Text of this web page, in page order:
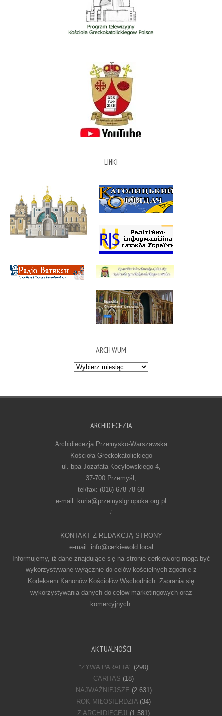
LINKI
ARCHIWUM
Archiwum
ARCHIDIECEZJA
Archidiecezja Przemysko-Warszawska
Kościoła Greckokatolickiego
ul. bpa Jozafata Kocyłowskiego 4,
37-700 Przemyśl,
tel/fax: (016) 678 78 68
e-mail: kuria@przemyslgr.opoka.org.pl
/
KONTAKT Z REDAKCJĄ STRONY
e-mail: info@cerkiewold.local
Informujemy, iż dane znajdujące się na stronie cerkiew.org mogą być
wykorzystywane wyłącznie do celów kościelnych zgodnie z
Kodeksem Kanonów Kościołów Wschodnich. Zabrania się
wykorzystywania danych do celów marketingowych oraz
komercyjnych.
AKTUALNOŚCI
"ŻYWA PARAFIA" (290)
CARITAS (18)
NAJWAŻNIEJSZE (2 631)
ROK MIŁOSIERDZIA(34)
Z ARCHIDIECEJI
(1 581)